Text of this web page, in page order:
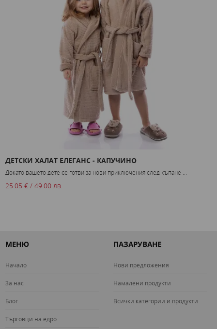
ДЕТСКИ ХАЛАТ ЕЛЕГАНС - КАПУЧИНО
Докато вашето дете се готви за нови приключения след къпане ...
25.05 € / 49.00 лв.
МЕНЮ
Начало
За нас
Блог
Търговци на едро
ПАЗАРУВАНЕ
Нови предложения
Намалени продукти
Всички категории и продукти